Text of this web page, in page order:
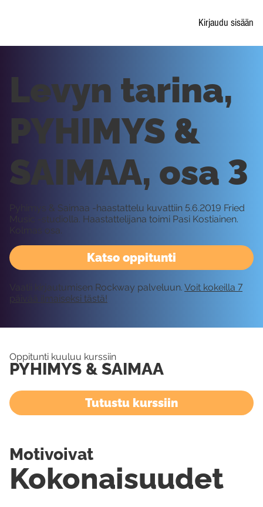
Kirjaudu sisään
Katso oppitunti
Levyn tarina,
PYHIMYS &
SAIMAA, osa 3
Pyhimys & Saimaa -haastattelu kuvattiin 5.6.2019 Fried
Music -studiolla. Haastattelijana toimi Pasi Kostiainen.
Kolmas osa.
Vaatii kirjautumisen Rockway palveluun. Voit kokeilla 7
päivää ilmaiseksi tästä!
Oppitunti kuuluu kurssiin
PYHIMYS & SAIMAA
Tutustu kurssiin
Kokonaisuudet
Motivoivat